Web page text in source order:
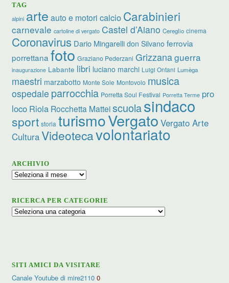
TAG
alpini arte auto e motori calcio Carabinieri
carnevale cartoline di vergato Castel d’Aiano Cereglio cinema
Coronavirus Dario Mingarelli don Silvano ferrovia
porrettana foto Graziano Pederzani Grizzanaguerra
inaugurazione Labante libri luciano marchi Luigi Ontani Lumèga
maestri marzabotto Monte Sole Montovolo musica
ospedale parrocchia Porretta Soul Festival Porretta Terme pro
loco Riola Rocchetta Matteiscuolasindaco
sport storia turismoVergato Vergato Arte
CulturaVideotecavolontariato
ARCHIVIO
Archivio
RICERCA PER CATEGORIE
Ricerca
SITI AMICI DA VISITARE
Canale Youtube di mire2110 0